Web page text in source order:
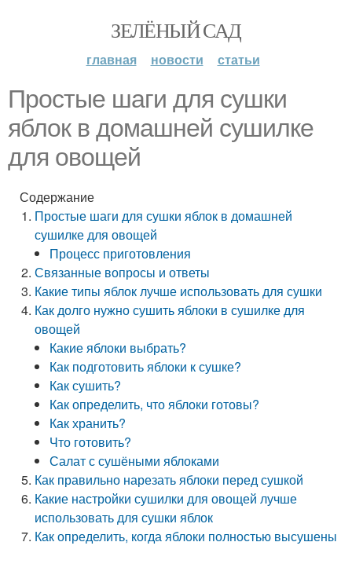
ЗЕЛЁНЫЙ САД
главная новости статьи
Простые шаги для сушки
яблок в домашней сушилке
для овощей
Содержание
Простые шаги для сушки яблок в домашней
сушилке для овощей
Процесс приготовления
Связанные вопросы и ответы
Какие типы яблок лучше использовать для сушки
Как долго нужно сушить яблоки в сушилке для
овощей
Какие яблоки выбрать?
Как подготовить яблоки к сушке?
Как сушить?
Как определить, что яблоки готовы?
Как хранить?
Что готовить?
Салат с сушёными яблоками
Как правильно нарезать яблоки перед сушкой
Какие настройки сушилки для овощей лучше
использовать для сушки яблок
Как определить, когда яблоки полностью высушены